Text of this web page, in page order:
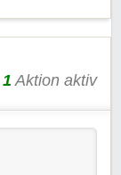
1 Aktion aktiv